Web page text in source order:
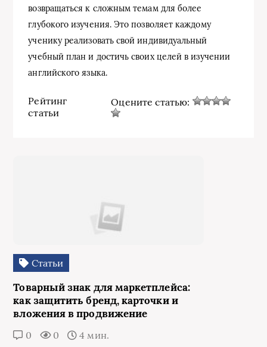
возвращаться к сложным темам для более
глубокого изучения. Это позволяет каждому
ученику реализовать свой индивидуальный
учебный план и достичь своих целей в изучении
английского языка.
Рейтинг
статьи
Оцените статью:
Статьи
Товарный знак для маркетплейса:
как защитить бренд, карточки и
вложения в продвижение
0 0 4 мин.